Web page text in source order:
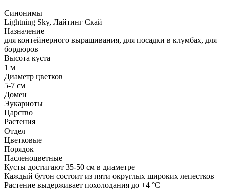
Синонимы
Lightning Sky, Лайтинг Скай
Назначение
для контейнерного выращивания, для посадки в клумбах, для
бордюров
Высота куста
1 м
Диаметр цветков
5-7 см
Домен
Эукариоты
Царство
Растения
Отдел
Цветковые
Порядок
Пасленоцветные
Кусты достигают 35-50 см в диаметре
Каждый бутон состоит из пяти округлых широких лепестков
Растение выдерживает похолодания до +4 °С